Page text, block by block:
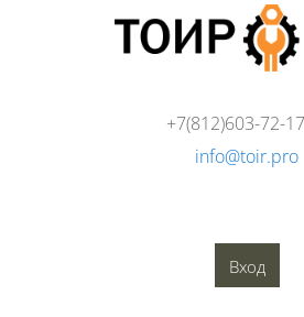
Перейти к основному содержанию
+7(812)603-72-17
info@toir.pro
Вход